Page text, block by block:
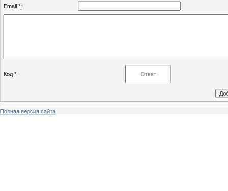
Email *:
Код *:
Полная версия сайта